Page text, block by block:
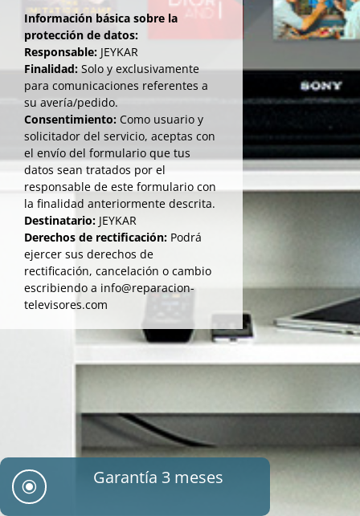
Información básica sobre la
protección de datos:
Responsable: JEYKAR
Finalidad:Solo y exclusivamente
para comunicaciones referentes a
su avería/pedido.
Consentimiento: Como usuario y
solicitador del servicio, aceptas con
el envío del formulario que tus
datos sean tratados por el
responsable de este formulario con
la finalidad anteriormente descrita.
Destinatario: JEYKAR
Derechos de rectificación: Podrá
ejercer sus derechos de
rectificación, cancelación o cambio
escribiendo a info@reparacion-
televisores.com
\ Garantía 3 meses